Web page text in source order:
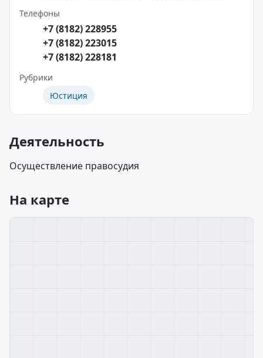
Телефоны
+7 (8182) 228955
+7 (8182) 223015
+7 (8182) 228181
Рубрики
Юстиция
Деятельность
Осуществление правосудия
На карте